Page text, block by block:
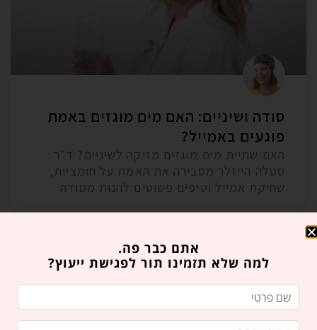
סודה ושיניים: האם מים מוגזים באמת
פוגעים באמייל?
האם שתיית מים מוגזים מזיקה לשיניים? ד״ר
סטלה הייזלר מסבירה את האמת על חומציות,
שחיקת אמייל וטיפים פשוטים להנות מסודה
אתם כבר פה.
למה שלא תזמינו תור לפגישת ייעוץ?